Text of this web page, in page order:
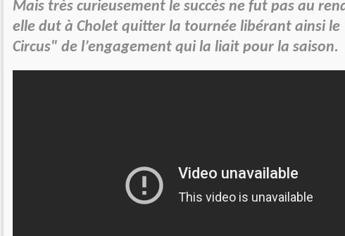
Mais très curieusement le succès ne fut pas au
elle dut à Cholet quitter la tournée libérant ainsi le
Circus" de l’engagement qui la liait pour la saison.